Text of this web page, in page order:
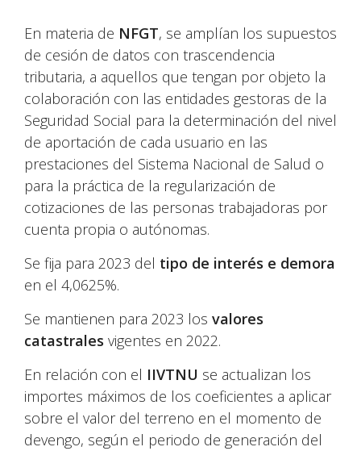
En materia de NFGT, se amplían los supuestos
de cesión de datos con trascendencia
tributaria, a aquellos que tengan por objeto la
colaboración con las entidades gestoras de la
Seguridad Social para la determinación del nivel
de aportación de cada usuario en las
prestaciones del Sistema Nacional de Salud o
para la práctica de la regularización de
cotizaciones de las personas trabajadoras por
cuenta propia o autónomas.
Se fija para 2023 del tipo de interés e demora
en el 4,0625%.
Se mantienen para 2023 los valores
catastrales vigentes en 2022.
En relación con el IIVTNU se actualizan los
importes máximos de los coeficientes a aplicar
sobre el valor del terreno en el momento de
devengo, según el periodo de generación del